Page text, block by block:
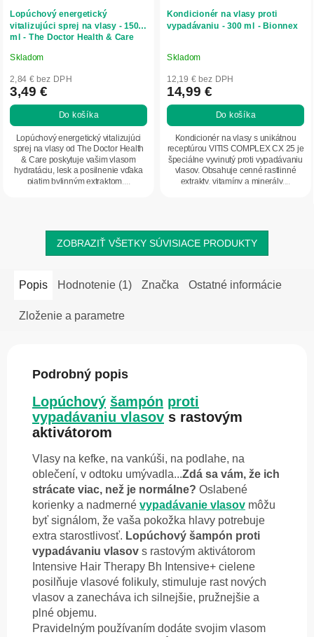
Lopúchový energetický
vitalizujúci sprej na vlasy - 150
ml - The Doctor Health & Care
Priemerné
hodnotenie
produktu
je
5,0
5
hviezdičiek.
Skladom
2,84 € bez DPH
3,49 €
Do košíka
Lopúchový energetický vitalizujúci
sprej na vlasy od The Doctor Health
& Care poskytuje vašim vlasom
hydratáciu, lesk a posilnenie vďaka
piatim bylinným extraktom....
Kondicionér na vlasy proti
vypadávaniu - 300 ml - Bionnex
Priemerné
hodnotenie
produktu
je
5,0
5
hviezdičiek.
Skladom
12,19 € bez DPH
14,99 €
Do košíka
Kondicionér na vlasy s unikátnou
receptúrou VITIS COMPLEX CX 25 je
špeciálne vyvinutý proti vypadávaniu
vlasov. Obsahuje cenné rastlinné
extrakty, vitamíny a minerály....
ZOBRAZIŤ VŠETKY SÚVISIACE PRODUKTY
Popis Hodnotenie (1) Značka Ostatné informácie
Zloženie a parametre
Podrobný popis
Lopúchový šampón proti
vypadávaniu vlasov s rastovým
aktivátorom
Vlasy na kefke, na vankúši, na podlahe, na
oblečení, v odtoku umývadla...Zdá sa vám, že ich
strácate viac, než je normálne? Oslabené
korienky a nadmerné vypadávanie vlasov môžu
byť signálom, že vaša pokožka hlavy potrebuje
extra starostlivosť. Lopúchový šampón proti
vypadávaniu vlasov s rastovým aktivátorom
Intensive Hair Therapy Bh Intensive+ cielene
posilňuje vlasové folikuly, stimuluje rast nových
vlasov a zanecháva ich silnejšie, pružnejšie a
plné objemu.
Pravidelným používaním dodáte svojim vlasom